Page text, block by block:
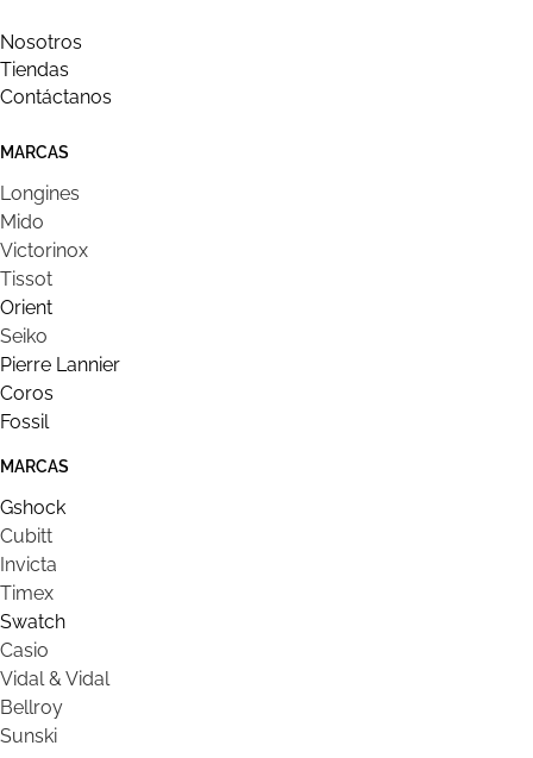
Nosotros
Tiendas
Contáctanos
MARCAS
Longines
Mido
Victorinox
Tissot
Orient
Seiko
Pierre Lannier
Coros
Fossil
MARCAS
Gshock
Cubitt
Invicta
Timex
Swatch
Casio
Vidal & Vidal
Bellroy
Sunski